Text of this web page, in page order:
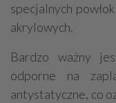
specjalnych
akrylowych.
Bardzo ważny
odporne na
antystatyczne, co